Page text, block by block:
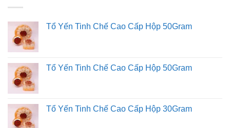
Tổ Yến Tinh Chế Cao Cấp Hộp 50Gram
Tổ Yến Tinh Chế Cao Cấp Hộp 50Gram
Tổ Yến Tinh Chế Cao Cấp Hộp 30Gram